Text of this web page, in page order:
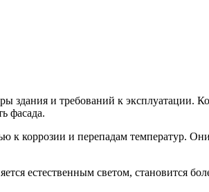
и требований к эксплуатации.
фасада.
коррозии и перепадам температур.
естественным светом, становится